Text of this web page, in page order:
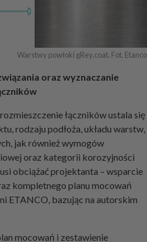
Warstwy powłoki gRey.coat. Fot. Etanco
oraz wyznaczanie
łączników ustala się
rodzaju podłoża, układu warstw,
jak również wymogów
oraz kategorii korozyjności
obciążać projektanta – wsparcie
kompletnego planu mocowań
ETANCO, bazując na autorskim
mocowań i zestawienie